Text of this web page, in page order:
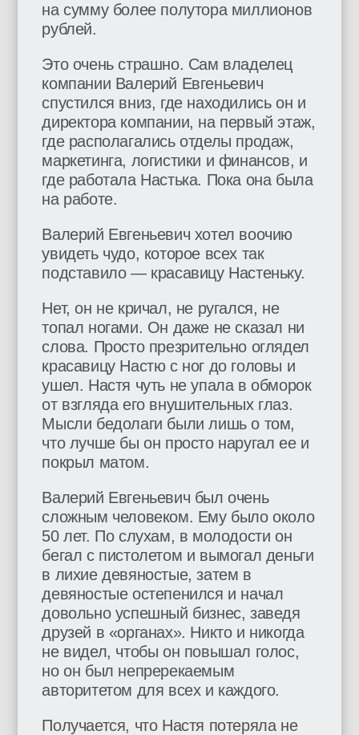
на сумму более полутора миллионов
рублей.
Это очень страшно. Сам владелец
компании Валерий Евгеньевич
спустился вниз, где находились он и
директора компании, на первый этаж,
где располагались отделы продаж,
маркетинга, логистики и финансов, и
где работала Настька. Пока она была
на работе.
Валерий Евгеньевич хотел воочию
увидеть чудо, которое всех так
подставило — красавицу Настеньку.
Нет, он не кричал, не ругался, не
топал ногами. Он даже не сказал ни
слова. Просто презрительно оглядел
красавицу Настю с ног до головы и
ушел. Настя чуть не упала в обморок
от взгляда его внушительных глаз.
Мысли бедолаги были лишь о том,
что лучше бы он просто наругал ее и
покрыл матом.
Валерий Евгеньевич был очень
сложным человеком. Ему было около
50 лет. По слухам, в молодости он
бегал с пистолетом и вымогал деньги
в лихие девяностые, затем в
девяностые остепенился и начал
довольно успешный бизнес, заведя
друзей в «органах». Никто и никогда
не видел, чтобы он повышал голос,
но он был непререкаемым
авторитетом для всех и каждого.
Получается, что Настя потеряла не